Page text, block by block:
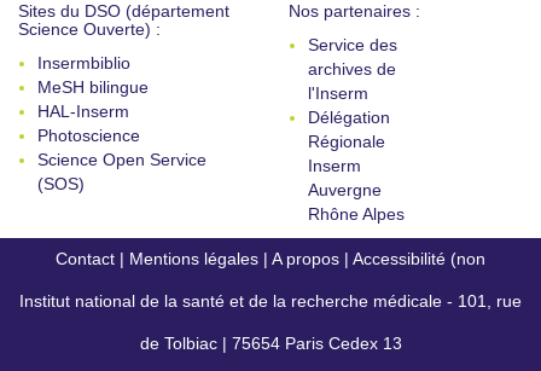
Sites du DSO (département
Science Ouverte) :
Insermbiblio
MeSH bilingue
HAL-Inserm
Photoscience
Science Open Service
(SOS)
Nos partenaires :
Service des
archives de
l'Inserm
Délégation
Régionale
Inserm
Auvergne
Rhône Alpes
Contact | Mentions légales | A propos | Accessibilité (non
conforme)
Institut national de la santé et de la recherche médicale - 101, rue
de Tolbiac | 75654 Paris Cedex 13